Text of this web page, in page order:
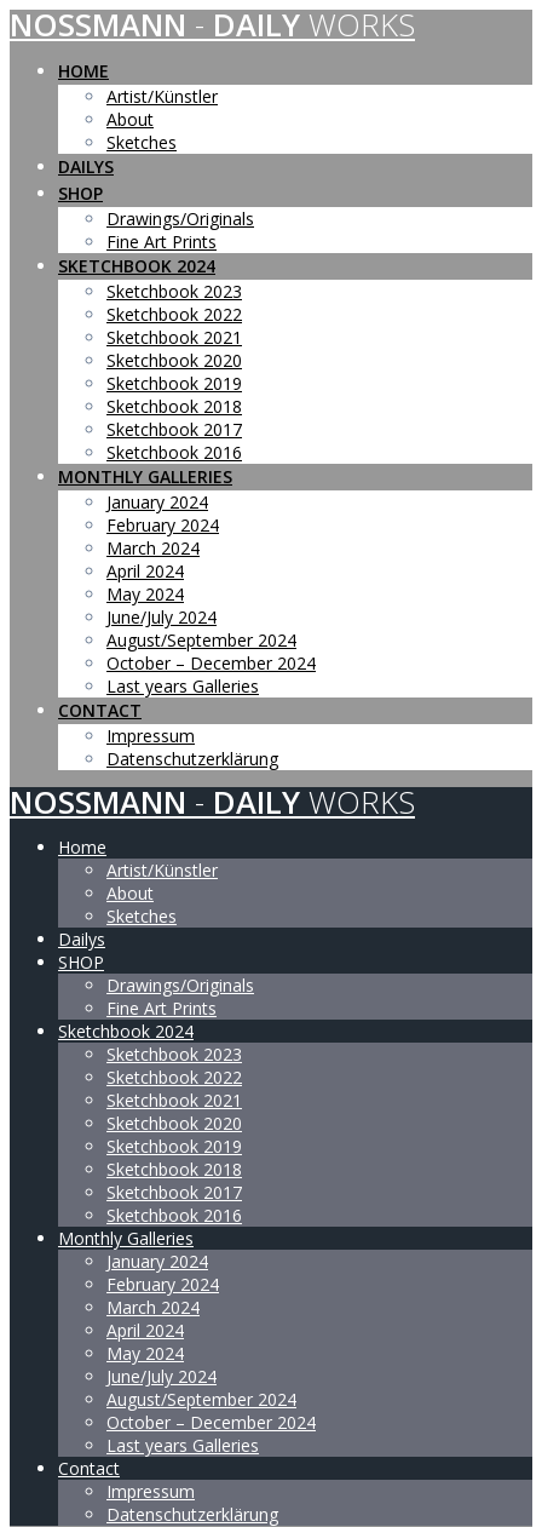
Skip
to
content
NOSSMANN - DAILY WORKS
HOME
Artist/Künstler
About
Sketches
DAILYS
SHOP
Drawings/Originals
Fine Art Prints
SKETCHBOOK 2024
Sketchbook 2023
Sketchbook 2022
Sketchbook 2021
Sketchbook 2020
Sketchbook 2019
Sketchbook 2018
Sketchbook 2017
Sketchbook 2016
MONTHLY GALLERIES
January 2024
February 2024
March 2024
April 2024
May 2024
June/July 2024
August/September 2024
October – December 2024
Last years Galleries
CONTACT
Impressum
Datenschutzerklärung
NOSSMANN - DAILY WORKS
Home
Artist/Künstler
About
Sketches
Dailys
SHOP
Drawings/Originals
Fine Art Prints
Sketchbook 2024
Sketchbook 2023
Sketchbook 2022
Sketchbook 2021
Sketchbook 2020
Sketchbook 2019
Sketchbook 2018
Sketchbook 2017
Sketchbook 2016
Monthly Galleries
January 2024
February 2024
March 2024
April 2024
May 2024
June/July 2024
August/September 2024
October – December 2024
Last years Galleries
Contact
Impressum
Datenschutzerklärung